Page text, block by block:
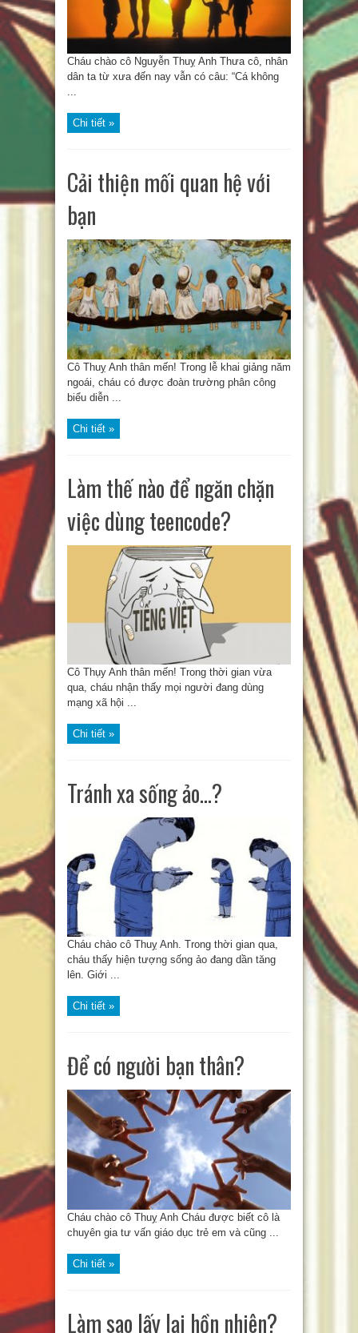
Cháu chào cô Nguyễn Thuỵ Anh Thưa cô, nhân
dân ta từ xưa đến nay vẫn có câu: “Cá không
...
Chi tiết »
Cải thiện mối quan hệ với
bạn
Cô Thuỵ Anh thân mến! Trong lễ khai giảng năm
ngoái, cháu có được đoàn trường phân công
biểu diễn ...
Chi tiết »
Làm thế nào để ngăn chặn
việc dùng teencode?
Cô Thụy Anh thân mến! Trong thời gian vừa
qua, cháu nhận thấy mọi người đang dùng
mạng xã hội ...
Chi tiết »
Tránh xa sống ảo…?
Cháu chào cô Thuỵ Anh. Trong thời gian qua,
cháu thấy hiện tượng sống ảo đang dần tăng
lên. Giới ...
Chi tiết »
Để có người bạn thân?
Cháu chào cô Thuỵ Anh Cháu được biết cô là
chuyên gia tư vấn giáo dục trẻ em và cũng ...
Chi tiết »
Làm sao lấy lại hồn nhiên?